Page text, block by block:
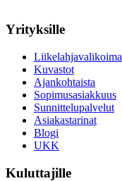
Yrityksille
Liikelahjavalikoima
Kuvastot
Ajankohtaista
Sopimusasiakkuus
Sunnittelupalvelut
Asiakastarinat
Blogi
UKK
Kuluttajille